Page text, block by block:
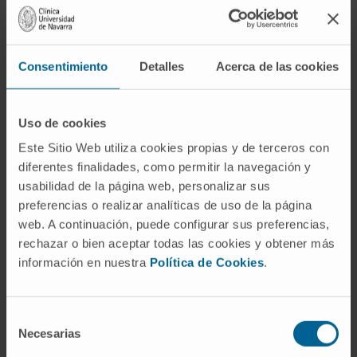
Consentimiento Detalles Acerca de las cookies
Uso de cookies
Este Sitio Web utiliza cookies propias y de terceros con
diferentes finalidades, como permitir la navegación y
usabilidad de la página web, personalizar sus
preferencias o realizar analíticas de uso de la página
web. A continuación, puede configurar sus preferencias,
rechazar o bien aceptar todas las cookies y obtener más
información en nuestra Política de Cookies.
Necesarias
Hospitalidad.
Entre las medidas implantadas destacan
sistemas de desinfección mediante luz
ultravioleta en quirófanos, capaces de
productos químicos ni dejar residuos sobre
las superficies.También se emplea ácido
hipocloroso, un desinfectante eficaz frente a
distintos patógenos que se descompone sin generar
residuos peligrosos y presenta menor irritación y
corrosividad que otros productos convencionales. En
el ámbito de la limpieza diaria, algunos carros
agua para evitar desperdicios y utilizan mopas